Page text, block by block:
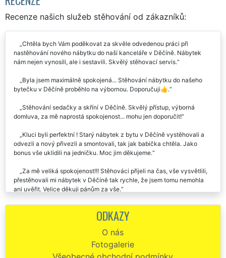
RECENZE
Recenze našich služeb stěhování od zákazníků:
Chtěla bych Vám poděkovat za skvěle odvedenou práci při
nastěhování nového nábytku do naší kanceláře v Děčíně. Nábytek
Byla jsem maximálně spokojená... Stěhování nábytku do našeho
Stěhování sedačky a skříní v Děčíně. Skvělý přístup, výborná
Kluci byli perfektní ! Starý nábytek z bytu v Děčíně vystěhovali a
odvezli a nový přivezli a smontovali, tak jak babička chtěla. Jako
Za mě veliká spokojenost!!! Stěhováci přijeli na čas, vše vysvětlili,
přestěhovali mi nábytek v Děčíně tak rychle, že jsem tomu nemohla
Chtěl by jsem této společnosti moc poděkovat za kvalitní práci při
stěhování nábytku z mého bytu v Děčíně. Chlapci byli ochotní a
všichni ve žlutém. Bylo poznat, že jsou to skutečně profíci, kteří ví jak
ODKAZY
O nás